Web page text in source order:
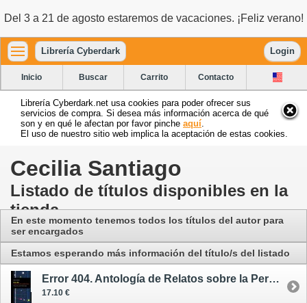
Del 3 a 21 de agosto estaremos de vacaciones. ¡Feliz verano!
Librería Cyberdark Login
Inicio Buscar Carrito Contacto
Librería Cyberdark.net usa cookies para poder ofrecer sus
servicios de compra. Si desea más información acerca de qué
son y en qué le afectan por favor pinche aquí
El uso de nuestro sitio web implica la aceptación de estas cookies.
Cecilia Santiago
Listado de títulos disponibles en la
tienda
En este momento tenemos todos los títulos del autor para
ser encargados
Estamos esperando más información del título/s del listado
Error 404. Antología de Relatos sobre la Perplejidad Tecnológica
17.10 €